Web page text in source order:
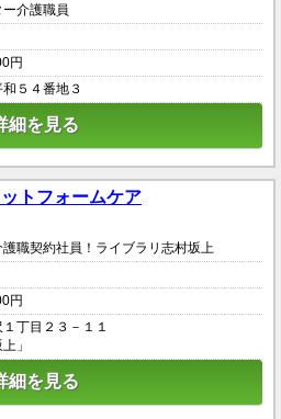
介護職員
円
５４番地３
細を見る
トフォームケア
職契約社員！ライブラリ志村坂上
円
丁目２３－１１
」
細を見る